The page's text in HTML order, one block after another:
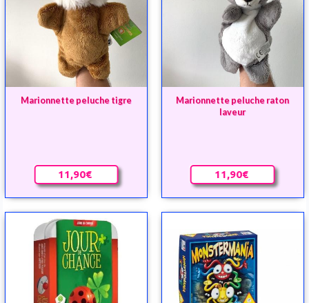
Marionnette peluche tigre
11,90€
Marionnette peluche raton
laveur
11,90€